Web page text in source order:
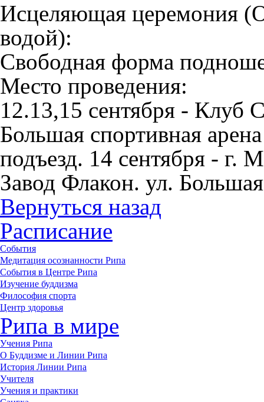
Исцеляющая церемония
водой):
Свободная форма
Место проведения:
12.13,15 сентября - Клуб
Большая спортивная
подъезд. 14 сентября - г.
Завод Флакон. ул.
Вернуться назад
Расписание
События
Медитация осознанности Рипа
События в Центре Рипа
Изучение буддизма
Философия спорта
Центр здоровья
Рипа в мире
Учения Рипа
О Буддизме и Линии Рипа
История Линии Рипа
Учителя
Учения и практики